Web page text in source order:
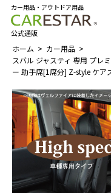
カー用品・アウトドア用品
公式通販
ホーム
カー用品
スバル ジャスティ 専用 プレ
ー 助手席[1席分] Z-style ケア